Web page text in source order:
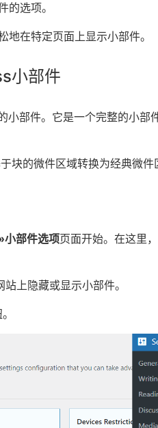
选项。
在特定页面上显示小部件。
小部件
部件。它是一个完整的小部
块的微件区域转换为经典微
小部件选项页面开始。在这里
上隐藏或显示小部件。